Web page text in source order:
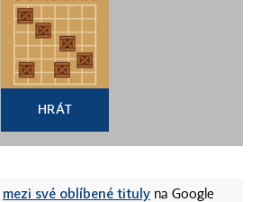
HRÁT
mezi své oblíbené tituly na Google